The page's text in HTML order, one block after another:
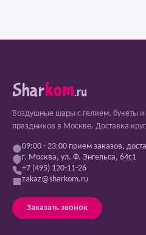
Sharkom.ru
Воздушные шары с гелием, букеты
праздников в Москве. Доставка
09:00 - 23:00 прием заказов,
г. Москва, ул. Ф. Энгельса, 64с1
+7 (495) 120-11-26
zakaz@sharkom.ru
Заказать звонок